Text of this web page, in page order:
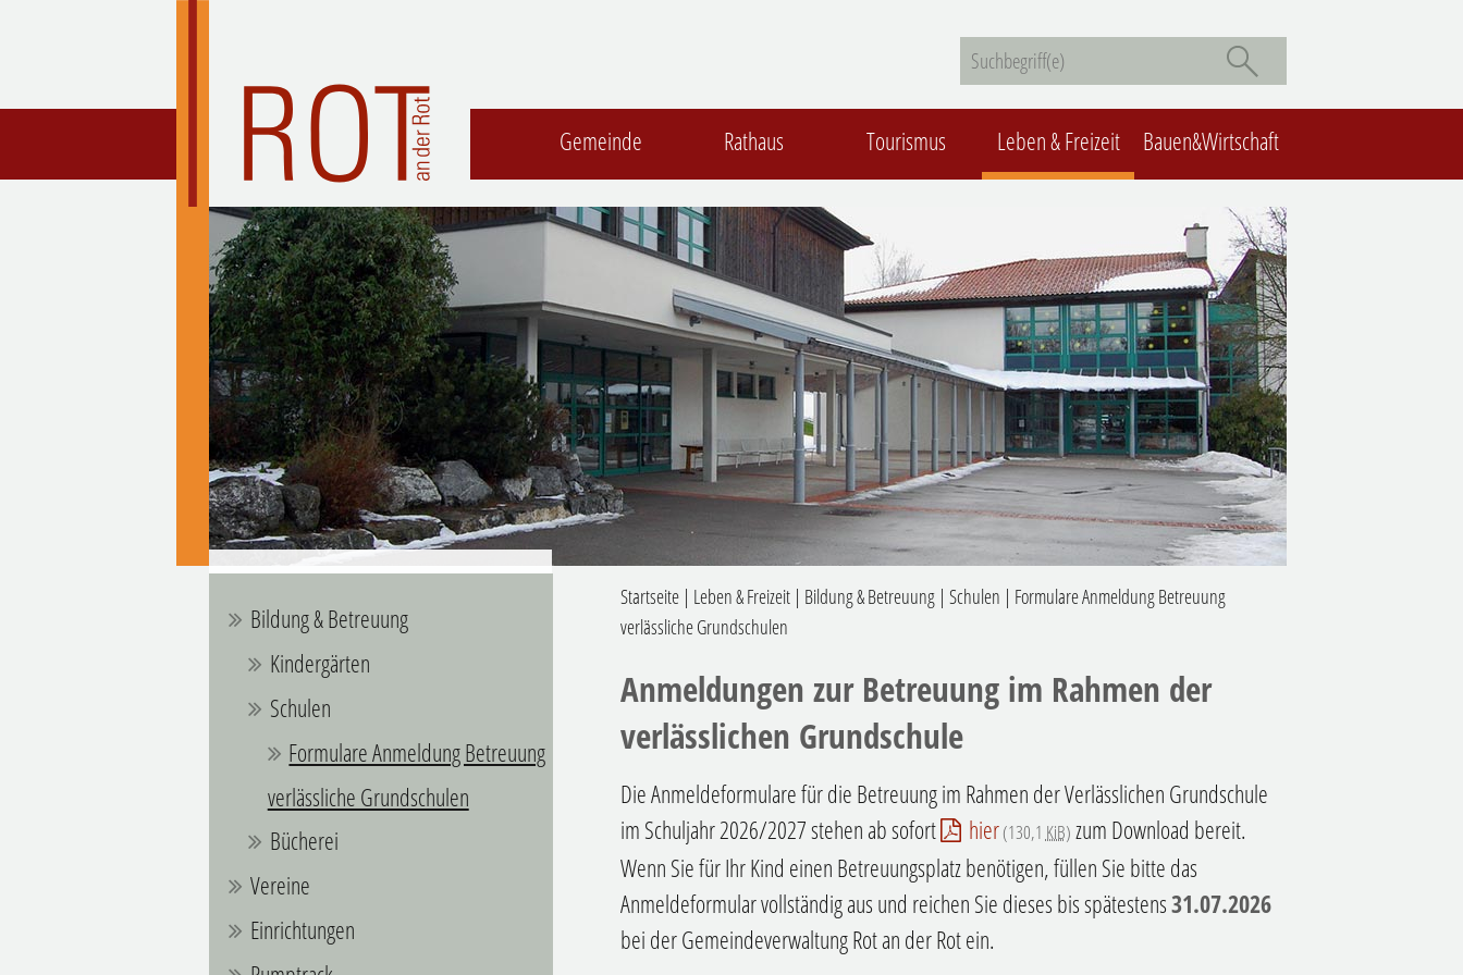
Gemeinde Rathaus Tourismus Leben & Freizeit Bauen&Wirtschaft
Bildung & Betreuung
Kindergärten
Schulen
Formulare Anmeldung Betreuung
verlässliche Grundschulen
Bücherei
Vereine
Einrichtungen
Startseite | Leben & Freizeit | Bildung & Betreuung | Schulen | Formulare Anmeldung Betreuung
verlässliche Grundschulen
Anmeldungen zur Betreuung im Rahmen der
verlässlichen Grundschule
Die Anmeldeformulare für die Betreuung im Rahmen der Verlässlichen Grundschule
im Schuljahr 2026/2027 stehen ab sofort
hier(130,1 KiB) zum Download bereit.
Wenn Sie für Ihr Kind einen Betreuungsplatz benötigen, füllen Sie bitte das
Anmeldeformular vollständig aus und reichen Sie dieses bis spätestens31.07.2026
bei der Gemeindeverwaltung Rot an der Rot ein.